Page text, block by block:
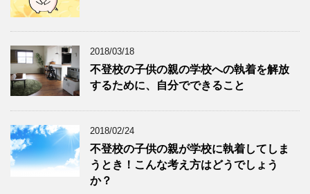
2018/03/18
不登校の子供の親の学校への執着を解放
するために、自分でできること
2018/02/24
不登校の子供の親が学校に執着してしま
うとき！こんな考え方はどうでしょう
か？